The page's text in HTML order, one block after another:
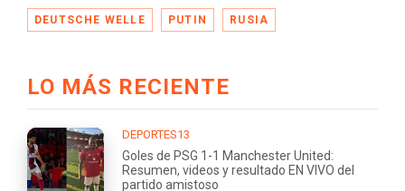
DEUTSCHE WELLE PUTIN RUSIA
LO MÁS RECIENTE
DEPORTES13
Goles de PSG 1-1 Manchester United:
Resumen, videos y resultado EN VIVO del
partido amistoso